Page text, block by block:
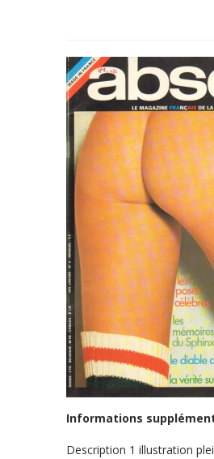
Informations
Description 1 illustration